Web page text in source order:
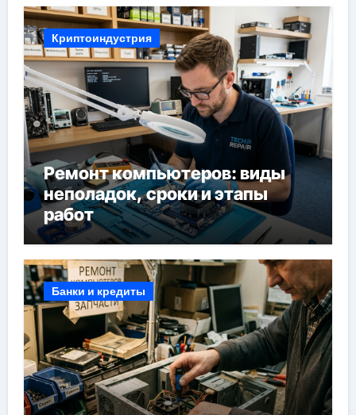
Криптоиндустрия
Ремонт компьютеров: виды
неполадок, сроки и этапы
работ
Банки и кредиты